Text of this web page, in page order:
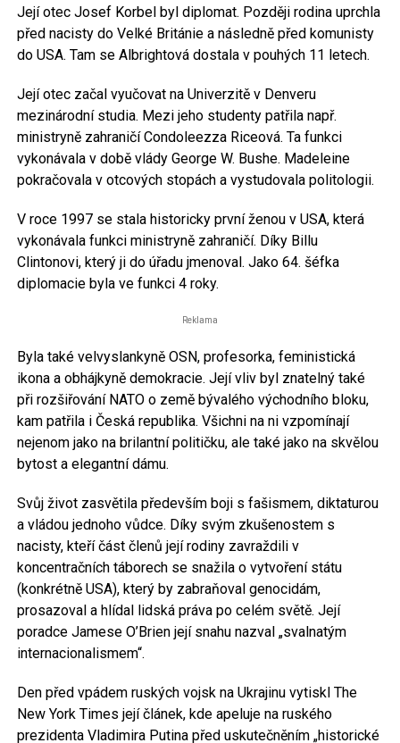
Její otec Josef Korbel byl diplomat. Později rodina uprchla
před nacisty do Velké Británie a následně před komunisty
do USA. Tam se Albrightová dostala v pouhých 11 letech.
Její otec začal vyučovat na Univerzitě v Denveru
mezinárodní studia. Mezi jeho studenty patřila např.
ministryně zahraničí Condoleezza Riceová. Ta funkci
vykonávala v době vlády George W. Bushe. Madeleine
pokračovala v otcových stopách a vystudovala politologii.
V roce 1997 se stala historicky první ženou v USA, která
vykonávala funkci ministryně zahraničí. Díky Billu
Clintonovi, který ji do úřadu jmenoval. Jako 64. šéfka
diplomacie byla ve funkci 4 roky.
Reklama
Byla také velvyslankyně OSN, profesorka, feministická
ikona a obhájkyně demokracie. Její vliv byl znatelný také
při rozšiřování NATO o země bývalého východního bloku,
kam patřila i Česká republika. Všichni na ni vzpomínají
nejenom jako na brilantní političku, ale také jako na skvělou
bytost a elegantní dámu.
Svůj život zasvětila především boji s fašismem, diktaturou
a vládou jednoho vůdce. Díky svým zkušenostem s
nacisty, kteří část členů její rodiny zavraždili v
koncentračních táborech se snažila o vytvoření státu
(konkrétně USA), který by zabraňoval genocidám,
prosazoval a hlídal lidská práva po celém světě. Její
poradce Jamese O’Brien její snahu nazval „svalnatým
internacionalismem“.
Den před vpádem ruských vojsk na Ukrajinu vytiskl The
New York Times její článek, kde apeluje na ruského
prezidenta Vladimira Putina před uskutečněním „historické